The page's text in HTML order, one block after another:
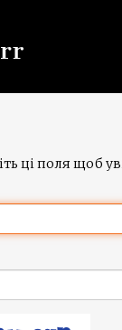
ці поля щоб